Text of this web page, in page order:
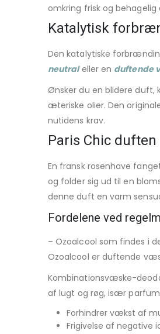
omkring frisk og behagelig
Katalytisk
Den katalytiske
neutraleller en duftende
Ønsker du en blidere duft,
æteriske olier. Den
nutidens krav.
Paris Chic duften
En fransk rosenhave
og folder sig ud til en
denne duft en varm
Fordelene ved
– Ozoalcool som findes i
Ozoalcool er duftende
Kombinationsvæske-
af lugt og røg, især
Forhindrer vækst af
Frigivelse af negative